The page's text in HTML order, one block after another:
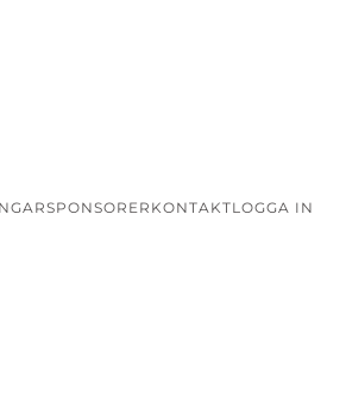
SPONSORER KONTAKTLOGGA IN